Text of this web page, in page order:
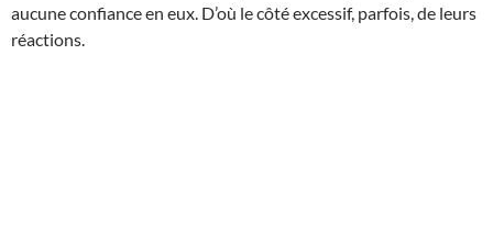
aucune confiance en eux. D’où le côté excessif, parfois, de leurs
réactions.